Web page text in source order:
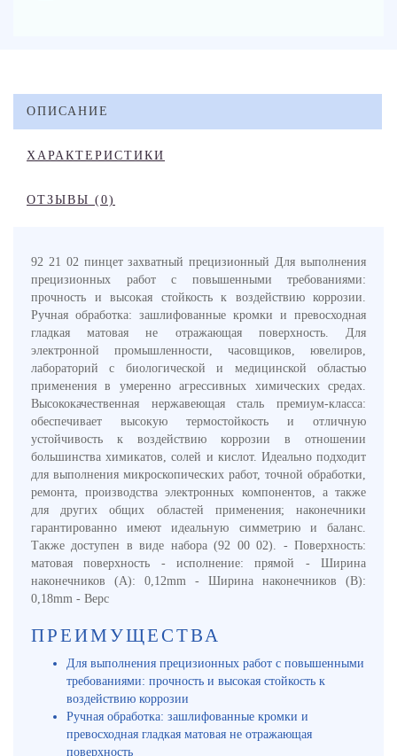
ОПИСАНИЕ
ХАРАКТЕРИСТИКИ
ОТЗЫВЫ (0)
92 21 02 пинцет захватный прецизионный Для выполнения
прецизионных работ с повышенными требованиями:
прочность и высокая стойкость к воздействию коррозии.
Ручная обработка: зашлифованные кромки и превосходная
гладкая матовая не отражающая поверхность. Для
электронной промышленности, часовщиков, ювелиров,
лабораторий с биологической и медицинской областью
применения в умеренно агрессивных химических средах.
Высококачественная нержавеющая сталь премиум-класса:
обеспечивает высокую термостойкость и отличную
устойчивость к воздействию коррозии в отношении
большинства химикатов, солей и кислот. Идеально подходит
для выполнения микроскопических работ, точной обработки,
ремонта, производства электронных компонентов, а также
для других общих областей применения; наконечники
гарантированно имеют идеальную симметрию и баланс.
Также доступен в виде набора (92 00 02). - Поверхность:
матовая поверхность - исполнение: прямой - Ширина
наконечников (A): 0,12mm - Ширина наконечников (B):
0,18mm - Верс
ПРЕИМУЩЕСТВА
Для выполнения прецизионных работ с повышенными
требованиями: прочность и высокая стойкость к
воздействию коррозии
Ручная обработка: зашлифованные кромки и
превосходная гладкая матовая не отражающая
поверхность